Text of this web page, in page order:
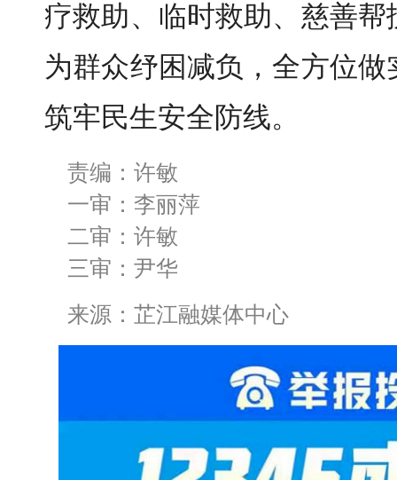
疗救助、临时救助、慈善
为群众纾困减负，全方位
筑牢民生安全防线。
责编：许敏
一审：李丽萍
二审：许敏
三审：尹华
来源：芷江融媒体中心